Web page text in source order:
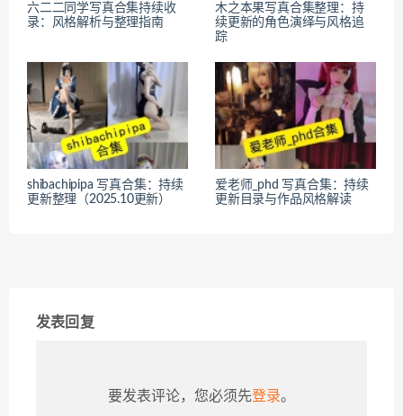
六二二同学写真合集持续收
录：风格解析与整理指南
木之本果写真合集整理：持
续更新的角色演绎与风格追
踪
shibachipipa 写真合集：持续
更新整理（2025.10更新）
爱老师_phd 写真合集：持续
更新目录与作品风格解读
发表回复
要发表评论，您必须先登录。